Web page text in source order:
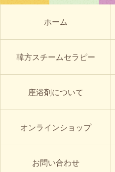
ホーム
韓方スチームセラピー
座浴剤について
オンラインショップ
お問い合わせ